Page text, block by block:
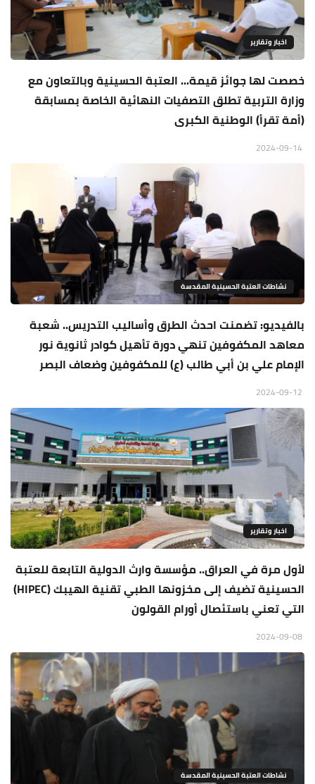
اخبار وتقارير
خصصت لها جوائز قيمة... العتبة الحسينية وبالتعاون مع
وزارة التربية تطلق التصفيات النهائية الخاصة بمسابقة
(أمة تقرأ) الوطنية الكبرى
نشاطات العتبة الحسينية المقدسة
بالفيديو: تضمنت احدث الطرق وأساليب التدريس.. شعبة
معاهد المكفوفين تنهي دورة تأهيل كوادر ثانوية نور
الإمام علي بن أبي طالب (ع) للمكفوفين وضعاف البصر
اخبار وتقارير
لأول مرة في العراق.. مؤسسة وارث الدولية التابعة للعتبة
الحسينية تضيف إلى مخزونها الطبي تقنية الهيبك (HIPEC)
التي تعني باستئصال أورام القولون
نشاطات العتبة الحسينية المقدسة